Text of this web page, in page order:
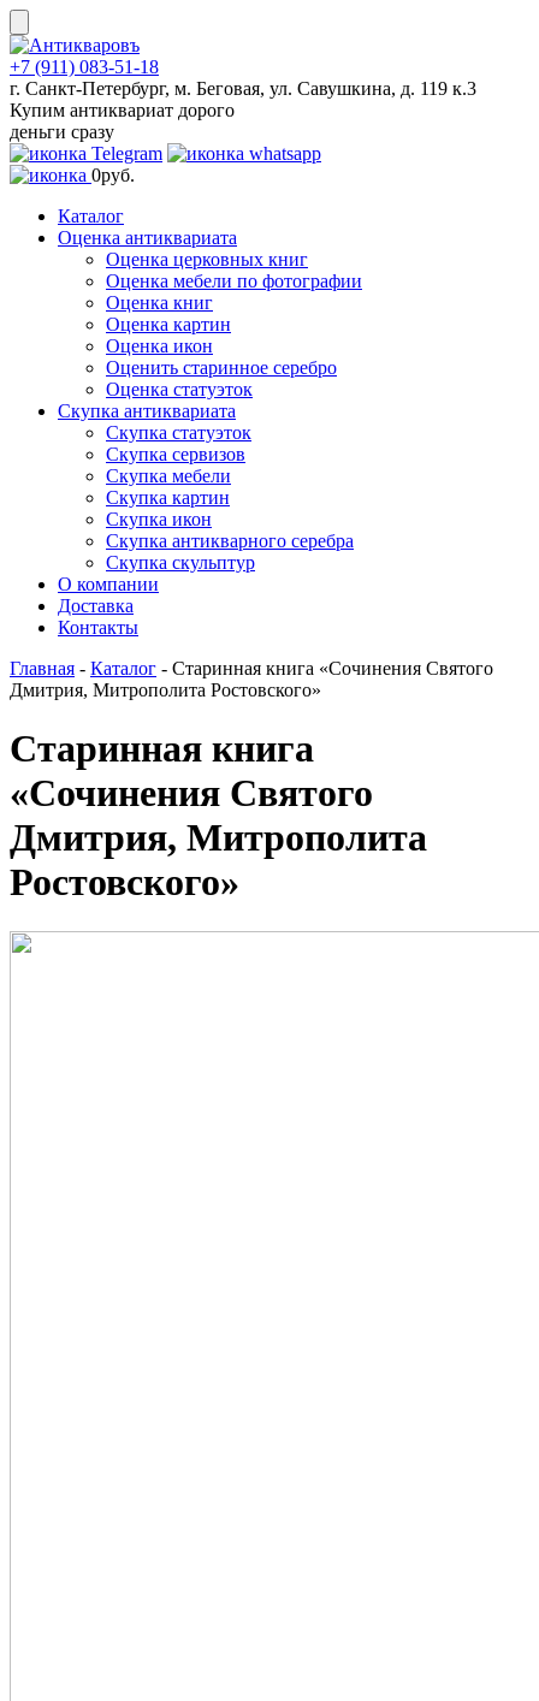
Skip
to
content
+7 (911) 083-51-18
г. Санкт-Петербург, м. Беговая, ул. Савушкина, д. 119 к.3
Купим антиквариат дорого
деньги сразу
0руб.
Каталог
Оценка антиквариата
Оценка церковных книг
Оценка мебели по фотографии
Оценка книг
Оценка картин
Оценка икон
Оценить старинное серебро
Оценка статуэток
Скупка антиквариата
Скупка статуэток
Скупка сервизов
Скупка мебели
Скупка картин
Скупка икон
Скупка антикварного серебра
Скупка скульптур
О компании
Доставка
Контакты
Главная - Каталог - Старинная книга «Сочинения Святого
Дмитрия, Митрополита Ростовского»
Старинная книга
«Сочинения Святого
Дмитрия, Митрополита
Ростовского»